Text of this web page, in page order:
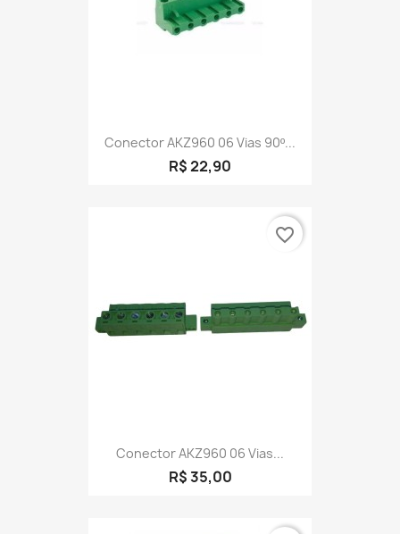
Conector AKZ960 06 Vias 90º...
R$ 22,90
Conector AKZ960 06 Vias...
R$ 35,00
favorite_border